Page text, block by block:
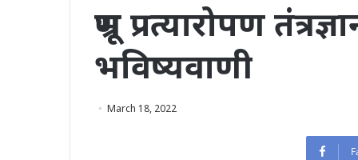
भ्रूण प्रत्यारोपण
भविष्यवाणी
March 18, 2022